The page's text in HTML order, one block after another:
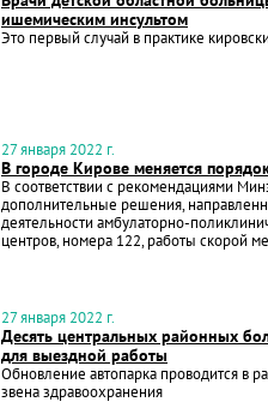
ишемическим инсультом
Это первый случай в практике
27 января 2022 г.
В городе Кирове меняется
В соответствии с рекомендациями
дополнительные решения,
деятельности амбулаторно-
центров, номера 122, работы скорой
27 января 2022 г.
Десять центральных районных
для выездной работы
Обновление автопарка проводится в
звена здравоохранения